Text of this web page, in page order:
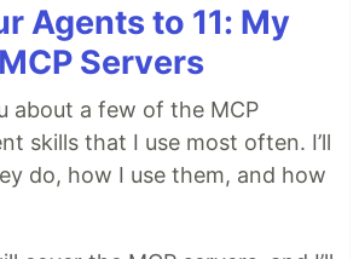
Agents to 11: My
Servers
about a few of the MCP
skills that I use most often. I’ll
do, how I use them, and how